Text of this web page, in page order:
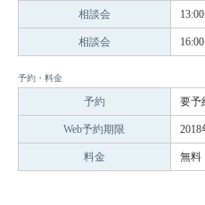
相談会
相談会
予約・料金
予約 要予
Web予約期限 2018
料金 無料